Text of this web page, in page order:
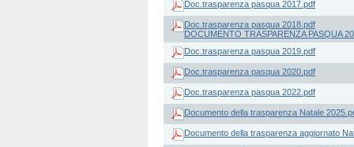
Doc.trasparenza pasqua 2017.pdf
Doc.trasparenza pasqua 2018.pdf
DOCUMENTO TRASPARENZA PASQUA
Doc.trasparenza pasqua 2019.pdf
Doc.trasparenza pasqua 2020.pdf
Doc.trasparenza pasqua 2022.pdf
Documento della trasparenza Natale
Documento della trasparenza aggiornato